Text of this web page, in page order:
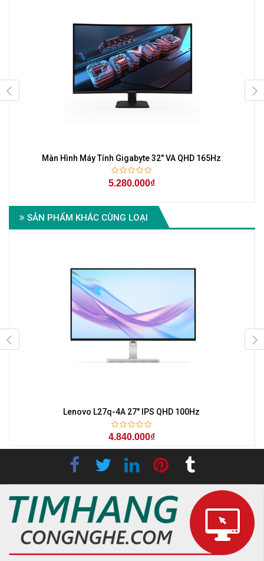
Màn Hình Máy Tính Gigabyte 32" VA QHD 165Hz
5.280.000₫
SẢN PHẨM KHÁC CÙNG LOẠI
Lenovo L27q-4A 27" IPS QHD 100Hz
4.840.000₫